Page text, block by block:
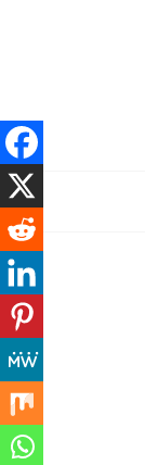
e
r
a
u
c
o
n
e
n